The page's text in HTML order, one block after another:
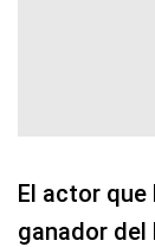
El actor
ganador del